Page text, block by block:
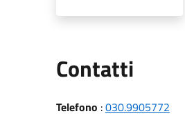
ContattiUtili
Telefono :030.9905772